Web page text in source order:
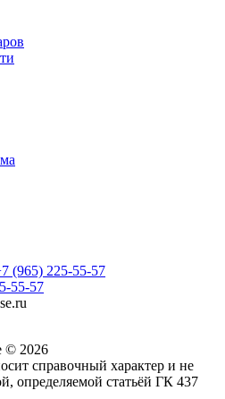
(965) 225-55-57
55-57
© 2026
справочный характер и не
определяемой статьёй ГК 437